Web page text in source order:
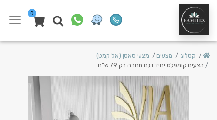
0
קטלוג מצעים
מצעי סאטן (אל קמט)
מצעים קומפלט יחיד דגם תחרה רק 79 ש"ח